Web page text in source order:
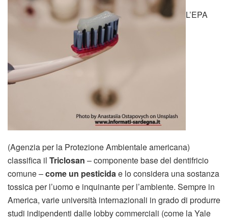
L’EPA
(Agenzia per la Protezione Ambientale americana)
classifica il Triclosan – componente base del dentifricio
comune –come un pesticidae lo considera una sostanza
tossica per l’uomo e inquinante per l’ambiente. Sempre in
America, varie università internazionali in grado di produrre
studi indipendenti dalle lobby commerciali (come la Yale